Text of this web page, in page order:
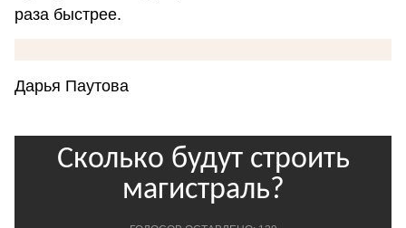
раза быстрее.
Дарья Паутова